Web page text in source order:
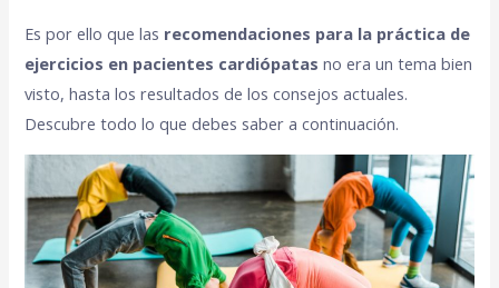
Es por ello que las recomendaciones para la práctica de
ejercicios en pacientes cardiópatas no era un tema bien
visto, hasta los resultados de los consejos actuales.
Descubre todo lo que debes saber a continuación.